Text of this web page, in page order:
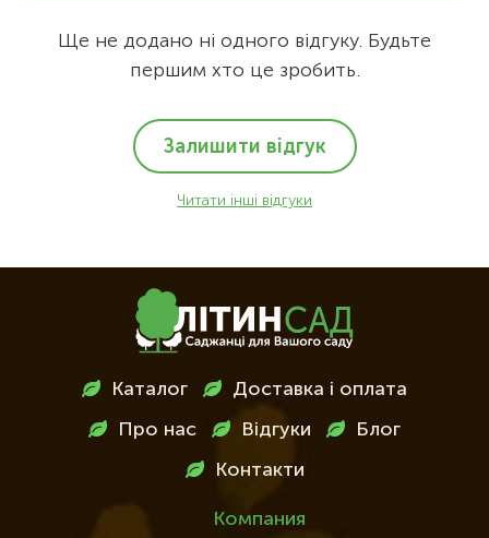
Ще не додано ні одного відгуку. Будьте
першим хто це зробить.
Залишити відгук
Читати інші відгуки
Каталог Доставка і оплата
Про нас Відгуки Блог
Контакти
Компания